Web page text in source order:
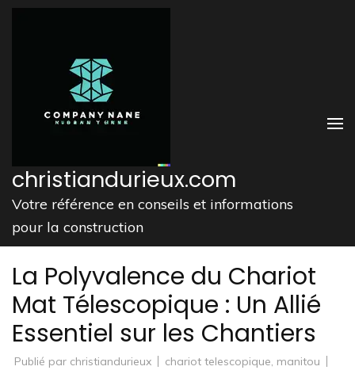
Aller
christiandurieux.com
Votre référence en conseils et informations
pour la construction
La Polyvalence du Chariot
Mat Télescopique : Un Allié
Essentiel sur les Chantiers
Publié par christiandurieux chariot telescopique, manitou